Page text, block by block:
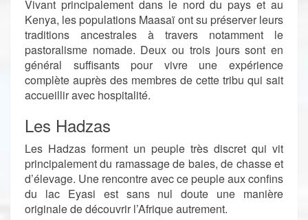
Vivant principalement dans le nord du pays et au
Kenya, les populations Maasaï ont su préserver leurs
traditions ancestrales à travers notamment le
pastoralisme nomade. Deux ou trois jours sont en
général suffisants pour vivre une expérience
complète auprès des membres de cette tribu qui sait
accueillir avec hospitalité.
Les Hadzas
Les Hadzas forment un peuple très discret qui vit
principalement du ramassage de baies, de chasse et
d’élevage. Une rencontre avec ce peuple aux confins
du lac Eyasi est sans nul doute une manière
originale de découvrir l’Afrique autrement.